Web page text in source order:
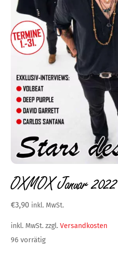
OXMOX Januar
€3,90 inkl. MwSt.
inkl. MwSt. zzgl.Versandkosten
96 vorrätig